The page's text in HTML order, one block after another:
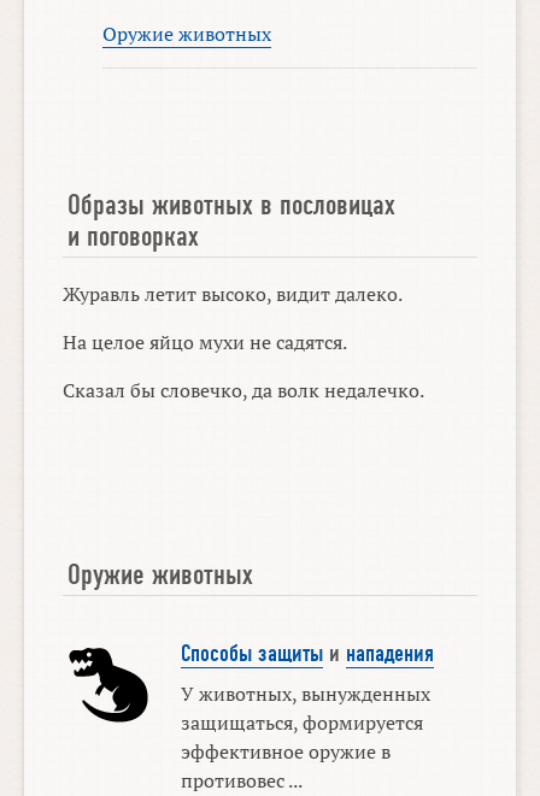
Оружие животных
Образы животных в пословицах
и поговорках
Журавль летит высоко, видит далеко.
На целое яйцо мухи не садятся.
Сказал бы словечко, да волк недалечко.
Оружие животных
Способы защитыи нападения
У животных, вынужденных
защищаться, формируется
эффективное оружие в
противовес ...